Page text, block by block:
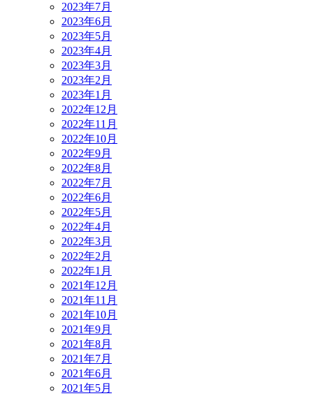
2023年7月
2023年6月
2023年5月
2023年4月
2023年3月
2023年2月
2023年1月
2022年12月
2022年11月
2022年10月
2022年9月
2022年8月
2022年7月
2022年6月
2022年5月
2022年4月
2022年3月
2022年2月
2022年1月
2021年12月
2021年11月
2021年10月
2021年9月
2021年8月
2021年7月
2021年6月
2021年5月